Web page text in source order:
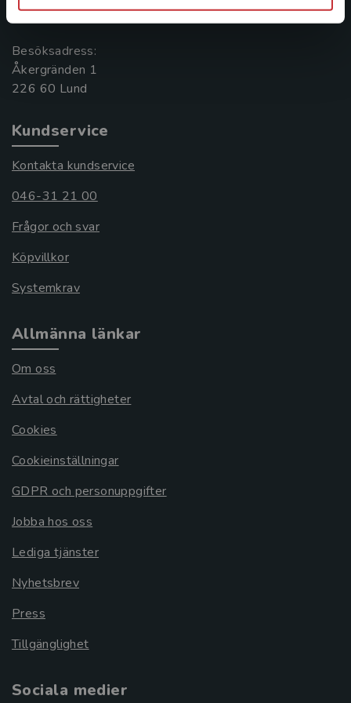
221 00 Lund
Besöksadress:
Åkergränden 1
Kundservice
Kontakta kundservice
046-31 21 00
Frågor och svar
Köpvillkor
Systemkrav
Allmänna länkar
Om oss
Avtal och rättigheter
Cookies
Cookieinställningar
GDPR och personuppgifter
Jobba hos oss
Lediga tjänster
Nyhetsbrev
Press
Tillgänglighet
Sociala medier